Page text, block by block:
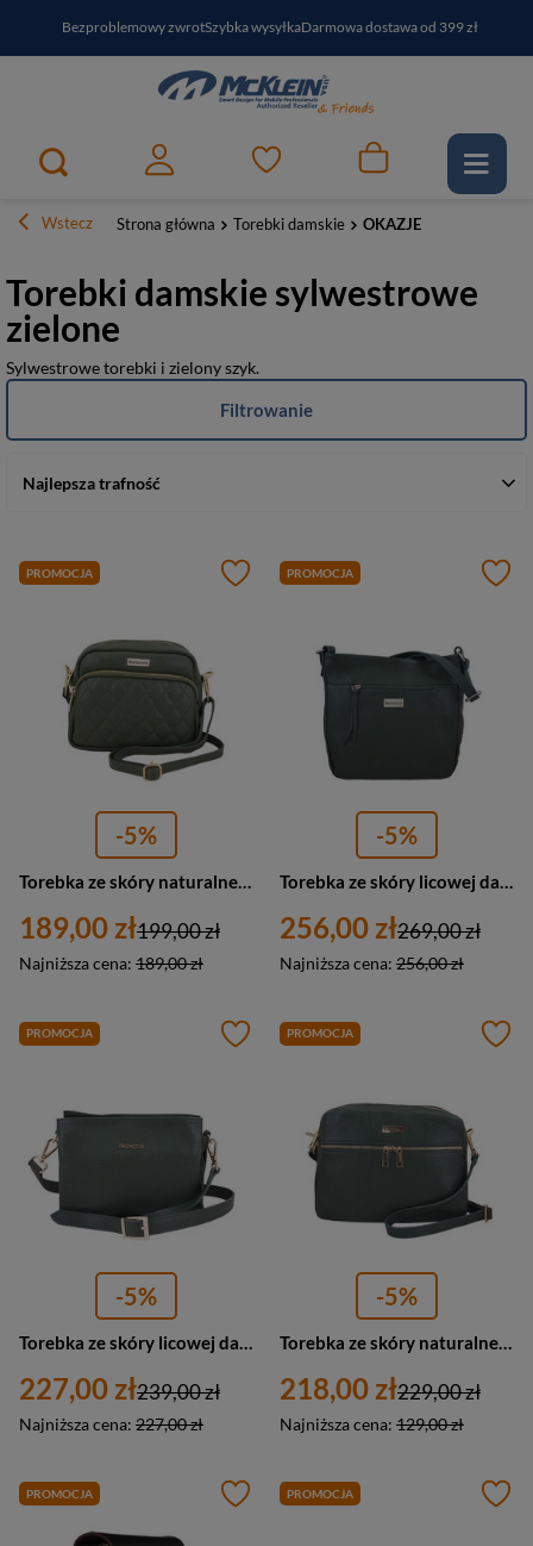
Bezproblemowy zwrotSzybka wysyłkaDarmowa dostawa od 399 zł
PayPo - kup i zapłać za30 dniZapisz się do newslettera i odbierz RABAT
Wstecz Strona główna Torebki damskie OKAZJE
Torebki damskie sylwestrowe
zielone
Sylwestrowe torebki i zielony szyk.
Najlepsza trafność
Filtrowanie
PROMOCJA
-5%
Torebka ze skóry naturalnej damska Barberini's 993-38 listonoszka pikowana mała zielona
189,00 zł
Najniższa cena: 189,00 zł
199,00 zł
PROMOCJA
-5%
Torebka ze skóry licowej damska Barberini's 984-42 listonoszka mała ciemnozielona
256,00 zł
Najniższa cena: 256,00 zł
269,00 zł
PROMOCJA
-5%
227,00 zł
Najniższa cena: 227,00 zł
239,00 zł
PROMOCJA
-5%
218,00 zł
Najniższa cena: 129,00 zł
229,00 zł
PROMOCJA PROMOCJA